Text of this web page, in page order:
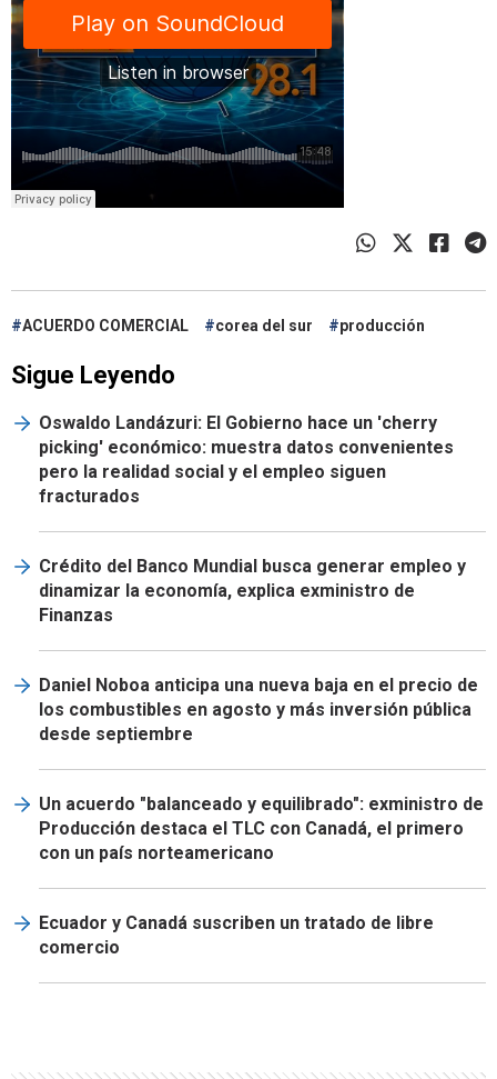
ACUERDO COMERCIAL corea del sur producción
Sigue Leyendo
Oswaldo Landázuri: El Gobierno hace un 'cherry
picking' económico: muestra datos convenientes
pero la realidad social y el empleo siguen
fracturados
Crédito del Banco Mundial busca generar empleo y
dinamizar la economía, explica exministro de
Finanzas
Daniel Noboa anticipa una nueva baja en el precio de
los combustibles en agosto y más inversión pública
desde septiembre
Un acuerdo "balanceado y equilibrado": exministro de
Producción destaca el TLC con Canadá, el primero
con un país norteamericano
Ecuador y Canadá suscriben un tratado de libre
comercio